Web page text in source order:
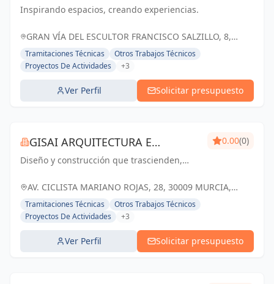
Inspirando espacios, creando experiencias.
GRAN VÍA DEL ESCULTOR FRANCISCO SALZILLO, 8,
MURCIA, ESPAÑA, España
Tramitaciones Técnicas
Otros Trabajos Técnicos
Proyectos De Actividades
+3
Ver Perfil Solicitar presupuesto
GISAI ARQUITECTURA E
INGENIERIA
Diseño y construcción que trascienden,
0.00(0)
AV. CICLISTA MARIANO ROJAS, 28, 30009 MURCIA,
ESPAÑA, España
Tramitaciones Técnicas
Otros Trabajos Técnicos
Proyectos De Actividades
+3
Ver Perfil Solicitar presupuesto